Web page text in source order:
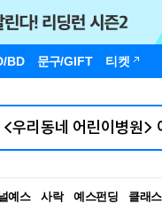
BD 문구/GIFT 티켓
예스 사락 예스펀딩 클래